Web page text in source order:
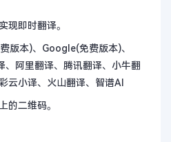
现即时翻译。
版本)、Google(免费版本)、
阿里翻译、腾讯翻译、小牛翻
云小译、火山翻译、智谱AI
的二维码。